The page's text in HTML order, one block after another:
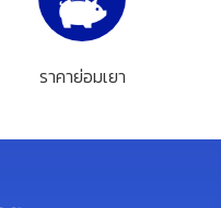
ราคาย่อมเยา